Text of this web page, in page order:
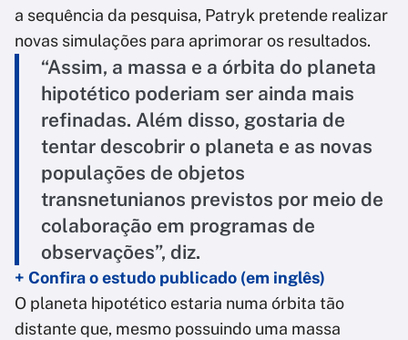
a sequência da pesquisa, Patryk pretende realizar
novas simulações para aprimorar os resultados.
“Assim, a massa e a órbita do planeta
hipotético poderiam ser ainda mais
refinadas. Além disso, gostaria de
tentar descobrir o planeta e as novas
populações de objetos
transnetunianos previstos por meio de
colaboração em programas de
observações”, diz.
+ Confira o estudo publicado (em inglês)
O planeta hipotético estaria numa órbita tão
distante que, mesmo possuindo uma massa